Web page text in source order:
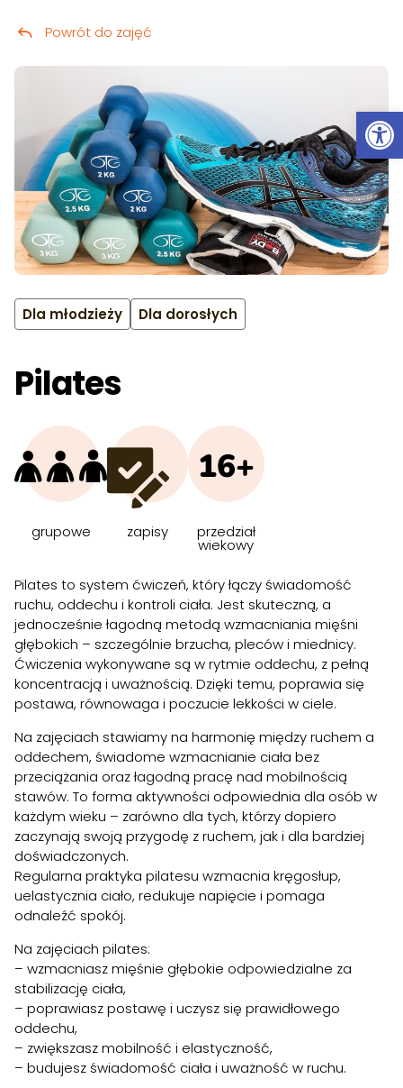
Przeskocz do treści
Dla młodzieży Dla dorosłych
Pilates
grupowe zapisy
16+
przedział
wiekowy
Powrót do zajęć
Pilates to system ćwiczeń, który łączy świadomość
ruchu, oddechu i kontroli ciała. Jest skuteczną, a
jednocześnie łagodną metodą wzmacniania mięśni
głębokich – szczególnie brzucha, pleców i miednicy.
Ćwiczenia wykonywane są w rytmie oddechu, z pełną
koncentracją i uważnością. Dzięki temu, poprawia się
postawa, równowaga i poczucie lekkości w ciele.
Na zajęciach stawiamy na harmonię między ruchem a
oddechem, świadome wzmacnianie ciała bez
przeciążania oraz łagodną pracę nad mobilnością
stawów. To forma aktywności odpowiednia dla osób w
każdym wieku – zarówno dla tych, którzy dopiero
zaczynają swoją przygodę z ruchem, jak i dla bardziej
doświadczonych.
Regularna praktyka pilatesu wzmacnia kręgosłup,
uelastycznia ciało, redukuje napięcie i pomaga
odnaleźć spokój.
Na zajęciach pilates:
– wzmacniasz mięśnie głębokie odpowiedzialne za
stabilizację ciała,
– poprawiasz postawę i uczysz się prawidłowego
oddechu,
– zwiększasz mobilność i elastyczność,
– budujesz świadomość ciała i uważność w ruchu.